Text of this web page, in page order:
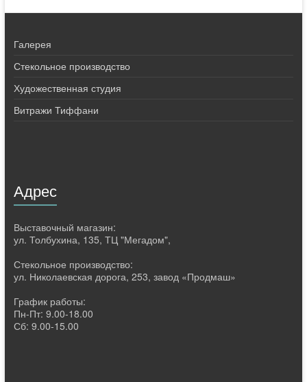
Галерея
Стекольное производство
Художественная студия
Витражи Тиффани
Адрес
Выставочный магазин:
ул. Толбухина, 135, ТЦ "Мегадом",
Стекольное производство:
ул. Николаевская дорога, 253, завод «Продмаш»
График работы:
Пн-Пт: 9.00-18.00
Сб: 9.00-15.00